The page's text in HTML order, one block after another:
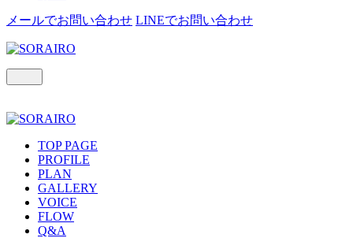
メールでお問い合わせ LINEでお問い合わせ
TOP PAGE
PROFILE
PLAN
GALLERY
VOICE
FLOW
Q&A